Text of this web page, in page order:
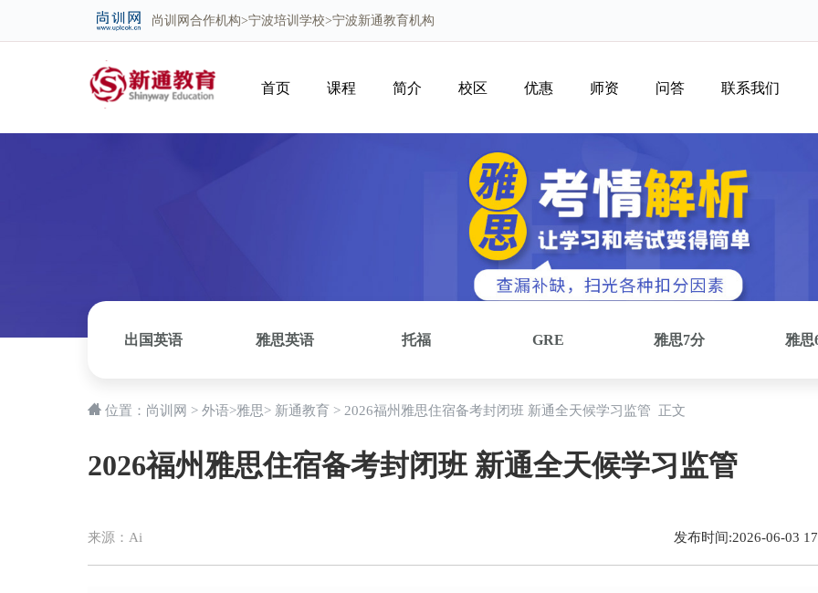
尚训网 合作机构>宁波培训学校>宁波新通教育机构
首页 课程 简介 校区 优惠 师资 问答 联系我们
出国英语 雅思英语 托福 GRE 雅思7分 雅思
位置： 尚训网 > 外语>雅思> 新通教育 > 2026福州雅思住宿备考封闭班 新通全天候学习监管 正文
2026福州雅思住宿备考封闭班 新通全天候学习监管
发布时间:2026-06-03
来源： Ai